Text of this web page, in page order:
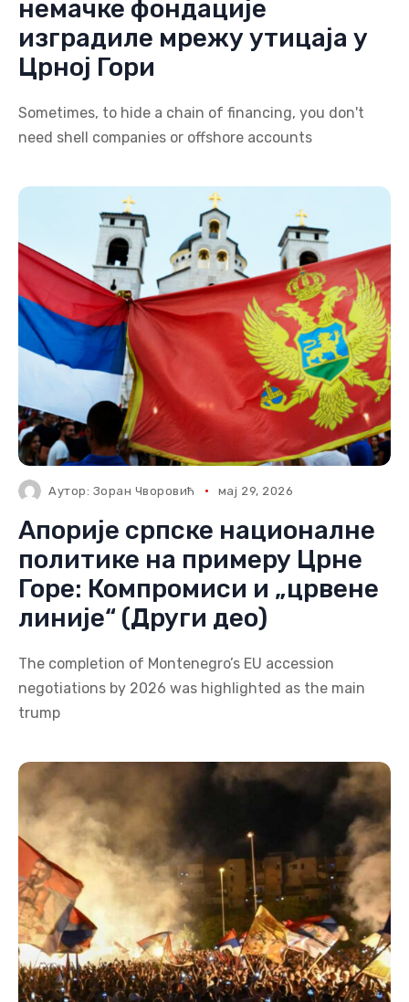
немачке фондације
изградиле мрежу утицаја у
Црној Гори
Sometimes, to hide a chain of financing, you don't
need shell companies or offshore accounts
Аутор: Зоран Чворовић мај 29, 2026
Апорије српске националне
политике на примеру Црне
Горе: Компромиси и „црвене
линије“ (Други део)
The completion of Montenegro’s EU accession
negotiations by 2026 was highlighted as the main
trump